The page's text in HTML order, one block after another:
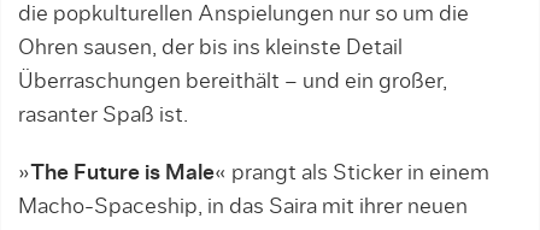
die popkulturellen Anspielungen nur so um die
Ohren sausen, der bis ins kleinste Detail
Überraschungen bereithält – und ein großer,
rasanter Spaß ist.
»The Future is Male« prangt als Sticker in einem
Macho-Spaceship, in das Saira mit ihrer neuen